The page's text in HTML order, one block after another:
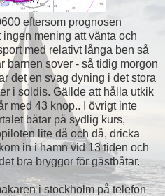
eftersom prognosen
mening att vänta och
med relativt långa ben så
barnen sover - så tidig morgon
det en svag dyning i det stora
i soldis. Gällde att hålla utkik
med 43 knop.. I övrigt inte
båtar på sydlig kurs,
lite då och då, dricka
in i hamn vid 13 tiden och
bra bryggor för gästbåtar.
i stockholm på telefon